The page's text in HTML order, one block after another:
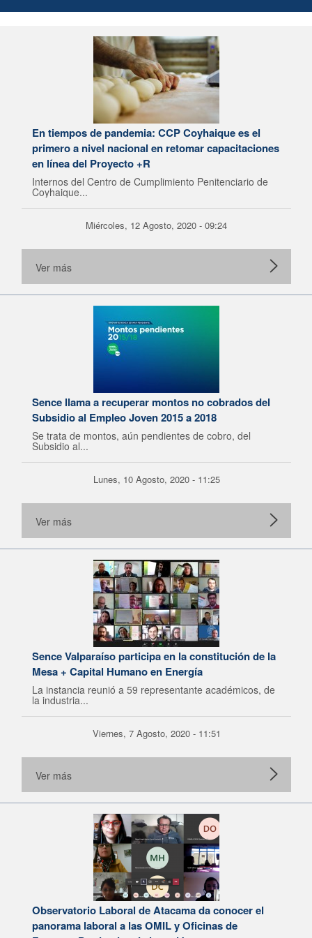
En tiempos de pandemia: CCP Coyhaique es el
primero a nivel nacional en retomar capacitaciones
en línea del Proyecto +R
Internos del Centro de Cumplimiento Penitenciario de
Coyhaique...
Miércoles, 12 Agosto, 2020 - 09:24
Ver más
Sence llama a recuperar montos no cobrados del
Subsidio al Empleo Joven 2015 a 2018
Se trata de montos, aún pendientes de cobro, del
Subsidio al...
Lunes, 10 Agosto, 2020 - 11:25
Ver más
Sence Valparaíso participa en la constitución de la
Mesa + Capital Humano en Energía
La instancia reunió a 59 representante académicos, de
la industria...
Viernes, 7 Agosto, 2020 - 11:51
Ver más
Observatorio Laboral de Atacama da conocer el
panorama laboral a las OMIL y Oficinas de